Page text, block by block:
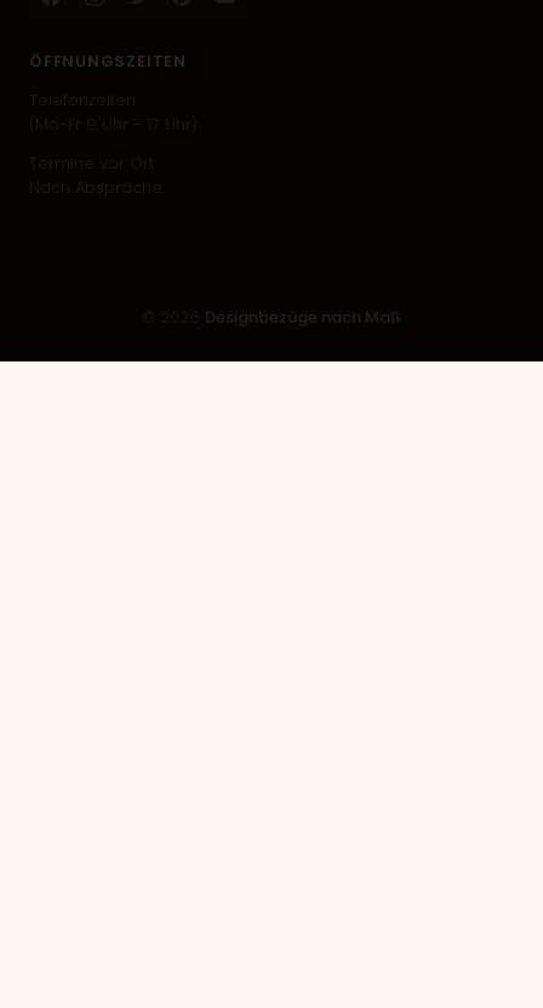
ÖFFNUNGSZEITEN
Telefonzeiten
(Mo-Fr 9 Uhr - 17 Uhr)
Termine vor Ort
Nach Absprache
© 2026 Designbezüge nach Maß